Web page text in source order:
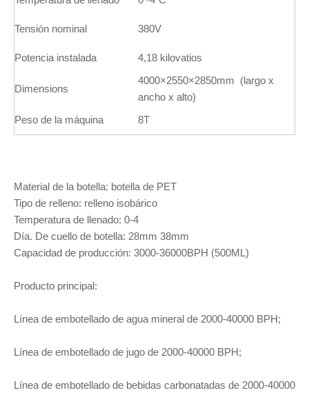
Tensión nominal 380V
Potencia instalada 4,18 kilovatios
Dimensions
4000×2550×2850mm (largo x
ancho x alto)
Peso de la máquina
8T
Material de la botella: botella de PET
Tipo de relleno: relleno isobárico
Temperatura de llenado: 0-4
Día. De cuello de botella: 28mm 38mm
Capacidad de producción: 3000-36000BPH (500ML)
Producto principal:
Línea de embotellado de agua mineral de 2000-40000 BPH;
Línea de embotellado de jugo de 2000-40000 BPH;
Línea de embotellado de bebidas carbonatadas de 2000-40000